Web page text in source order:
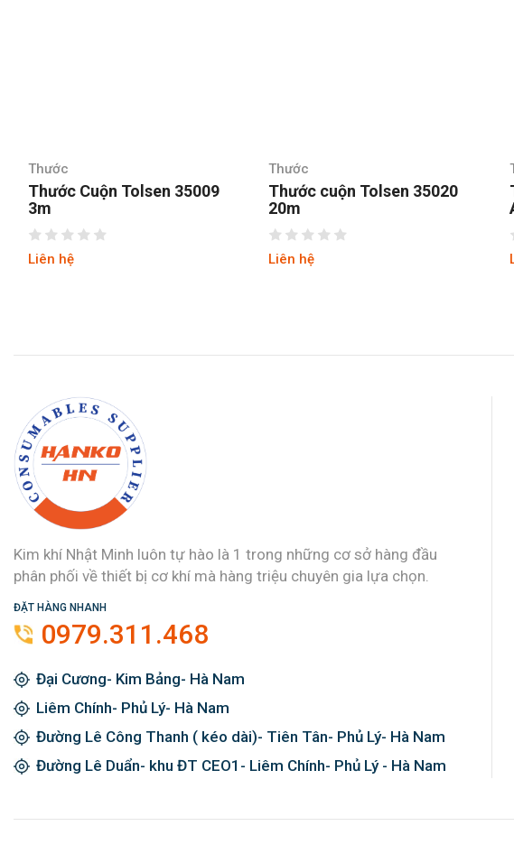
Thước
Thước cuộn Tolsen 35020
20m
Liên hệ
Thước
Thước kéo 2 mặt cao cấp
Asaki AK-2710
Liên hệ
Kim khí Nhật Minh luôn tự hào là 1 trong những cơ sở hàng đầu
phân phối về thiết bị cơ khí mà hàng triệu chuyên gia lựa chọn.
ĐẶT HÀNG NHANH
0979.311.468
Đại Cương- Kim Bảng- Hà Nam
Liêm Chính- Phủ Lý- Hà Nam
Đường Lê Công Thanh ( kéo dài)- Tiên Tân- Phủ Lý- Hà Nam
Đường Lê Duẩn- khu ĐT CEO1- Liêm Chính- Phủ Lý - Hà Nam